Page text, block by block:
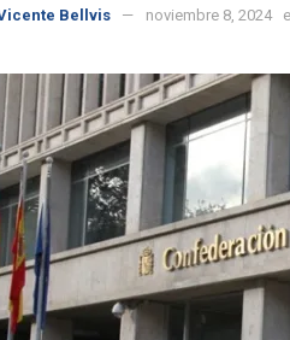
Bellvis noviembre 8, 2024